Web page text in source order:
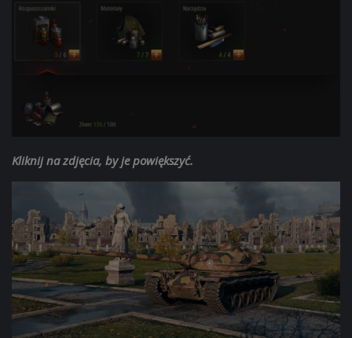
Kliknij na zdjęcia, by je powiększyć.